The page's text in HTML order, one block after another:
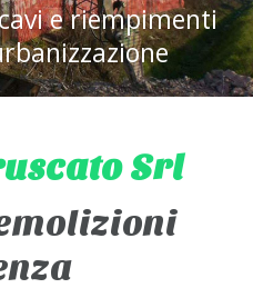
e riempimenti
Srl